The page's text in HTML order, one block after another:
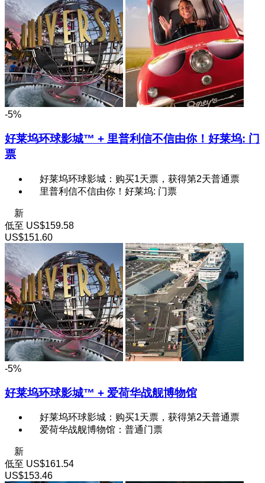
-5%
好莱坞环球影城™ + 里普利信不信由你！好莱坞: 门
票
好莱坞环球影城：购买1天票，获得第2天普通票
里普利信不信由你！好莱坞: 门票
新
低至 US$159.58
US$151.60
-5%
好莱坞环球影城™ + 爱荷华战舰博物馆
好莱坞环球影城：购买1天票，获得第2天普通票
爱荷华战舰博物馆：普通门票
新
低至 US$161.54
US$153.46